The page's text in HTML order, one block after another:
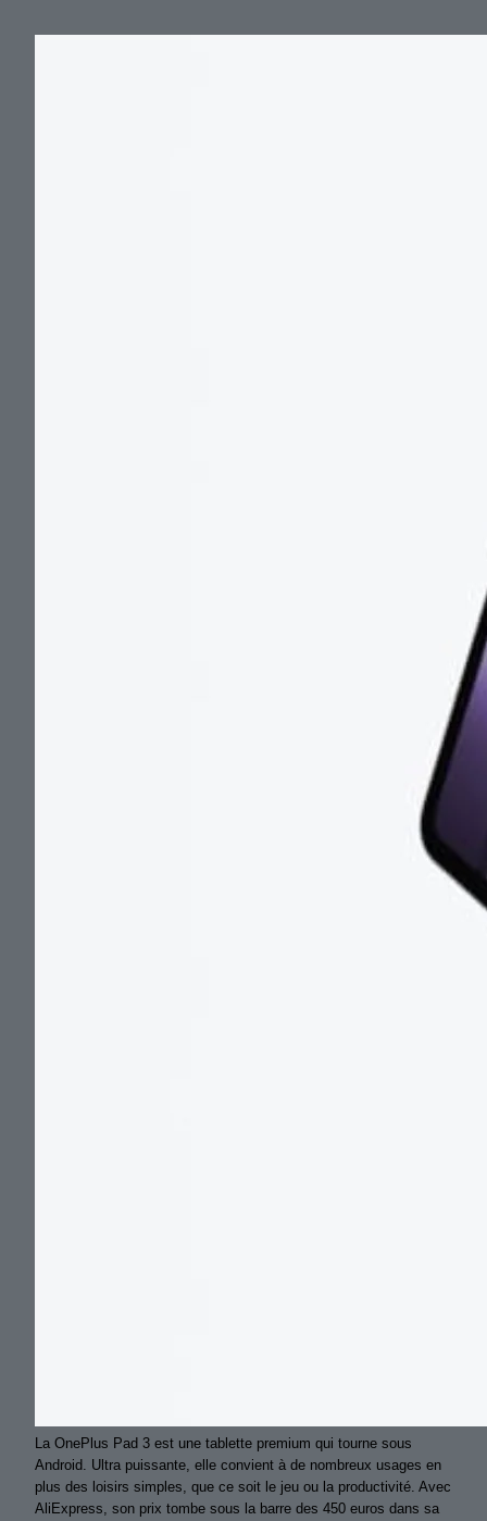
La OnePlus Pad 3 est une tablette premium qui tourne sous
Android. Ultra puissante, elle convient à de nombreux usages en
plus des loisirs simples, que ce soit le jeu ou la productivité. Avec
AliExpress, son prix tombe sous la barre des 450 euros dans sa